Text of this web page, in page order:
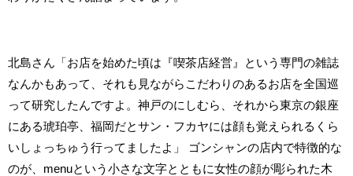
北島さん「お店を始めた頃は『喫茶店経営』という専門の雑誌
なんかもあって、それも見ながらこだわりのあるお店を全国巡
って研究したんですよ。神戸のにしむら、それから東京の銀座
にある琥珀亭、福岡だとサン・フカヤには顔も覚えられるくら
いしょっちゅう行ってましたよ」 ゴンシャンの店内で特徴的な
のが、menuという小さな文字とともに女性の顔が彫られた木